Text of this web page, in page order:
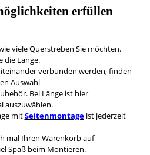
erfüllen
viele Querstreben Sie möchten.
die Länge.
verbunden werden, finden
Auswahl
Bei Länge ist hier
auszuwählen.
mitSeitenmontageist jederzeit
mal Ihren Warenkorb auf
Spaß beim Montieren.